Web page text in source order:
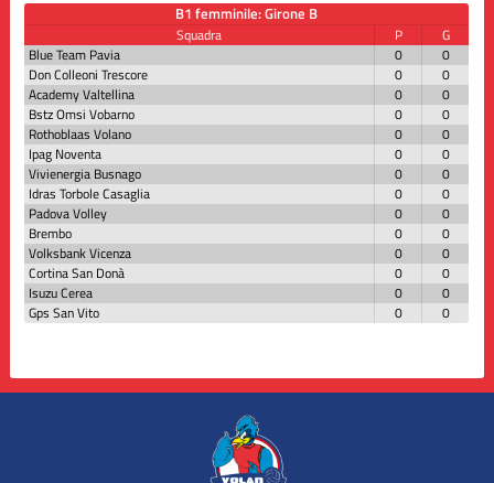
B1 femminile: Girone B
Squadra P
G
Blue Team Pavia
0
0
Don Colleoni Trescore
0
0
Academy Valtellina
0
0
Bstz Omsi Vobarno
0
0
Rothoblaas Volano
0
0
Ipag Noventa
0
0
Vivienergia Busnago
0
0
Idras Torbole Casaglia
0
0
Padova Volley
0
0
Brembo
0
0
Volksbank Vicenza
0
0
Cortina San Donà
0
0
Isuzu Cerea
0
0
Gps San Vito
0 0